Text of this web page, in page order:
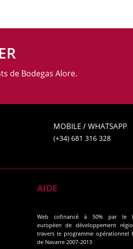
de Bodegas Alore.
MOBILE / WHATSAPP
(+34) 681 316 328
AIDE
Web cofinancé à 50% par le
européen de développement
travers le programme opérationnel
de Navarre 2007-2013